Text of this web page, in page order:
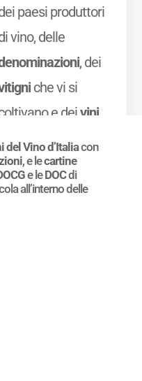
paesi produttori
vino, delle
, dei
che vi si
e deivini
che vi si producono.
Mostra di più
del Vino d’Italiacon
, e lecartine
e leDOCdi
all’interno delle